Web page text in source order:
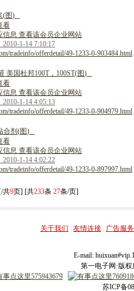
(图)
看
信息 查看该会员企业网站
1-14 7:10:17
tradeinfo/offerdetail/49-1233-0-903484.html
美国杜邦100T， 100ST(图)
看
信息 查看该会员企业网站
1-14 4:05:13
tradeinfo/offerdetail/49-1233-0-904979.html
合剂 (图)
看
信息 查看该会员企业网站
1-14 4:02:22
tradeinfo/offerdetail/49-1233-0-897997.html
共9页] [共233条 27条/页]
关于我们 友情连接 广告服务
E-mail:
第一电子网·版权
苏ICP备